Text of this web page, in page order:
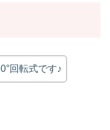
回転式です♪